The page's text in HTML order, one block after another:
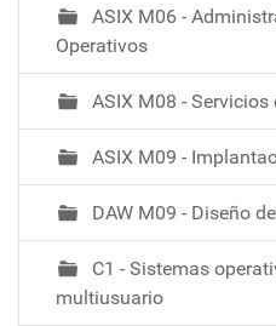
ASIX M06 -
Operativos
ASIX M08 - Servicios
ASIX M09 -
DAW M09 - Diseño
C1 - Sistemas
multiusuario